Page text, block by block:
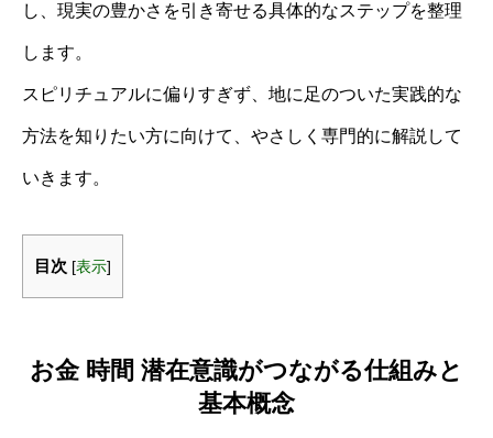
し、現実の豊かさを引き寄せる具体的なステップを整理
します。
スピリチュアルに偏りすぎず、地に足のついた実践的な
方法を知りたい方に向けて、やさしく専門的に解説して
いきます。
目次 [表示]
お金 時間 潜在意識がつながる仕組みと
基本概念